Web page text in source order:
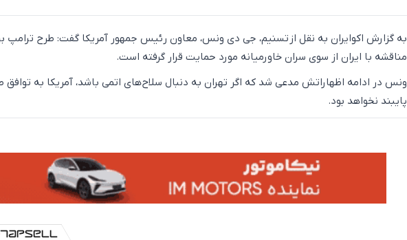
به گزارش اکوایران به نقل از تسنیم، جی دی ونس، معاون رئیس جمهور آمریکا گفت: طرح ترامپ
مناقشه با ایران از سوی سران خاورمیانه مورد حمایت قرار گرفته است.
ونس در ادامه اظهاراتش مدعی شد که اگر تهران به دنبال سلاح‌های اتمی باشد، آمریکا به توافق
پایبند نخواهد بود.